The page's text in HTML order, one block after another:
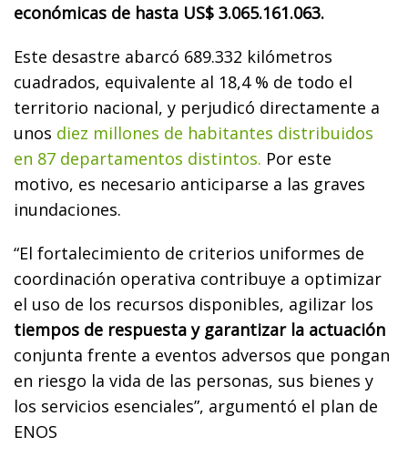
económicas de hasta US$ 3.065.161.063.
Este desastre abarcó 689.332 kilómetros
cuadrados, equivalente al 18,4 % de todo el
territorio nacional, y perjudicó directamente a
unos diez millones de habitantes distribuidos
en 87 departamentos distintos. Por este
motivo, es necesario anticiparse a las graves
inundaciones.
“El fortalecimiento de criterios uniformes de
coordinación operativa contribuye a optimizar
el uso de los recursos disponibles, agilizar los
tiempos de respuesta y garantizar la actuación
conjunta frente a eventos adversos que pongan
en riesgo la vida de las personas, sus bienes y
los servicios esenciales”, argumentó el plan de
ENOS